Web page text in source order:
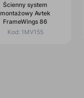
Ścienny system
montażowy Avtek
FrameWings 86
Kod: 1MV155